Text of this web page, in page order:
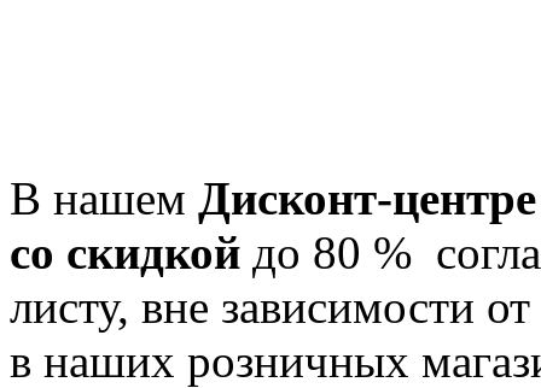
В нашем Дисконт-центре
со скидкой до 80 %
листу, вне зависимости
в наших розничных